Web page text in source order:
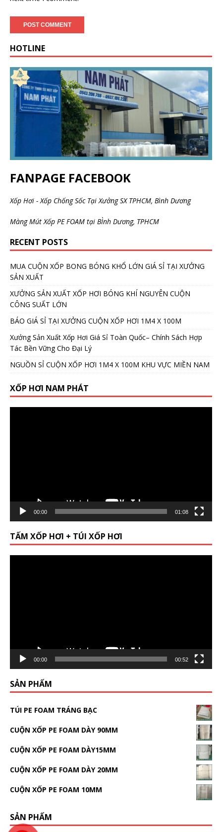
HOTLINE
FANPAGE FACEBOOK
Xốp Hơi - Xốp Chống Sốc Tại Xưởng SX TPHCM, Bình Dương
Màng Mút Xốp PE FOAM tại BÌnh Dương, TPHCM
RECENT POSTS
MUA CUỘN XỐP BONG BÓNG KHỔ LỚN GIÁ SỈ TẠI XƯỞNG
SẢN XUẤT
XƯỞNG SẢN XUẤT XỐP HƠI BÓNG KHÍ NGUYÊN CUỘN
CÔNG SUẤT LỚN
BÁO GIÁ SỈ TẠI XƯỞNG CUỘN XỐP HƠI 1M4 X 100M
Xưởng Sản Xuất Xốp Hơi Giá Sỉ Toàn Quốc– Chính Sách Hợp
Tác Bền Vững Cho Đại Lý
NGUỒN SỈ CUỘN XỐP HƠI 1M4 X 100M KHU VỰC MIỀN NAM
XỐP HƠI NAM PHÁT
00:00 01:08
TẤM XỐP HƠI + TÚI XỐP HƠI
00:00 00:52
SẢN PHẨM
TÚI PE FOAM TRÁNG BẠC
CUỘN XỐP PE FOAM DÀY 90MM
CUỘN XỐP PE FOAM DÀY15MM
CUỘN XỐP PE FOAM DÀY 20MM
CUỘN XỐP PE FOAM 10MM
SẢN PHẨM